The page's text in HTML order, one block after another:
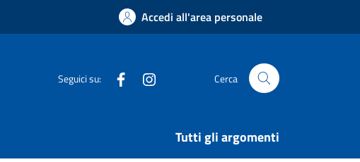
Accedi all'area personale
Seguici su: Facebook Cerca
Tutti gli argomenti